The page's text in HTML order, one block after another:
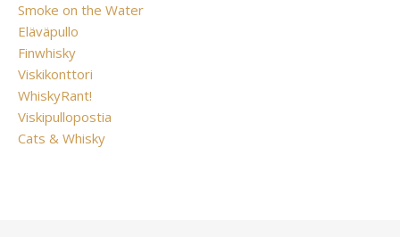
Smoke on the Water
Eläväpullo
Finwhisky
Viskikonttori
WhiskyRant!
Viskipullopostia
Cats & Whisky